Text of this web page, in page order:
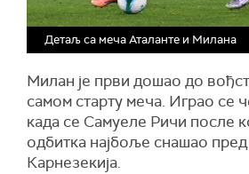
Детаљ са меча Аталанте и Милана
Милан је први дошао до
самом старту меча. Играо се
када се Самуеле Ричи после
одбитка најбоље снашао
Карнезекија.